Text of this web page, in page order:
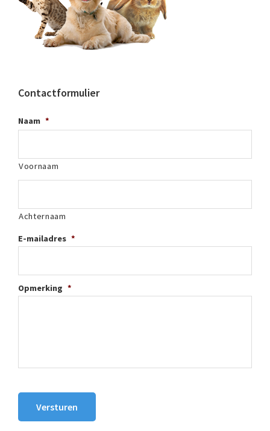
Contactformulier
Naam *
Voornaam
Achternaam
E-mailadres *
Opmerking *
Versturen